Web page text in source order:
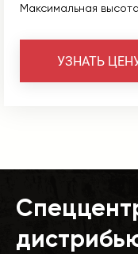
Максимальная
УЗНАТЬ